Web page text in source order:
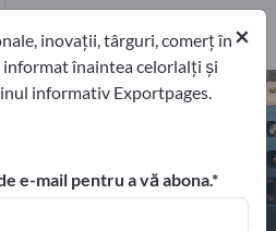
de joasă
producători și
Producători
×
inovații, târguri, comerț în
înaintea celorlalți și
informativ Exportpages.
e-mail pentru a vă abona.